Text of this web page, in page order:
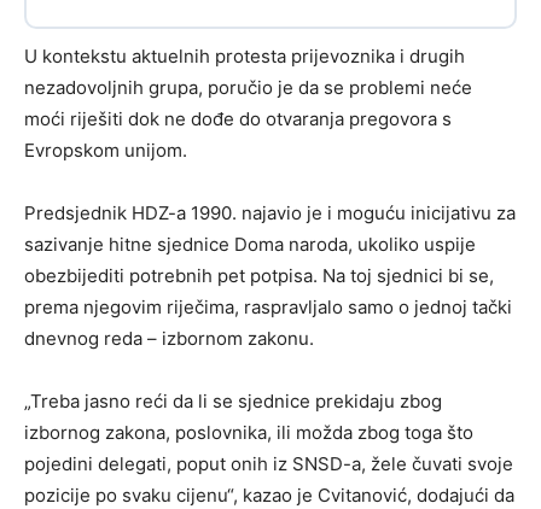
U kontekstu aktuelnih protesta prijevoznika i drugih
nezadovoljnih grupa, poručio je da se problemi neće
moći riješiti dok ne dođe do otvaranja pregovora s
Evropskom unijom.
Predsjednik HDZ-a 1990. najavio je i moguću inicijativu za
sazivanje hitne sjednice Doma naroda, ukoliko uspije
obezbijediti potrebnih pet potpisa. Na toj sjednici bi se,
prema njegovim riječima, raspravljalo samo o jednoj tački
dnevnog reda – izbornom zakonu.
„Treba jasno reći da li se sjednice prekidaju zbog
izbornog zakona, poslovnika, ili možda zbog toga što
pojedini delegati, poput onih iz SNSD-a, žele čuvati svoje
pozicije po svaku cijenu“, kazao je Cvitanović, dodajući da